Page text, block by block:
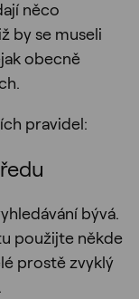
něco
by se museli
obecně
pravidel:
bývá.
použijte někde
prostě zvyklý